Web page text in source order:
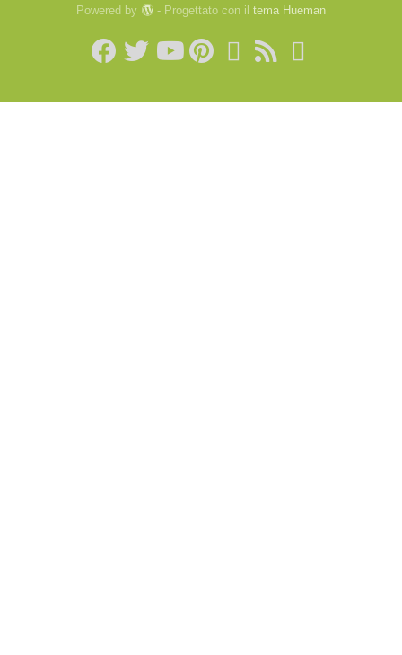
Powered by - Progettato con il tema Hueman